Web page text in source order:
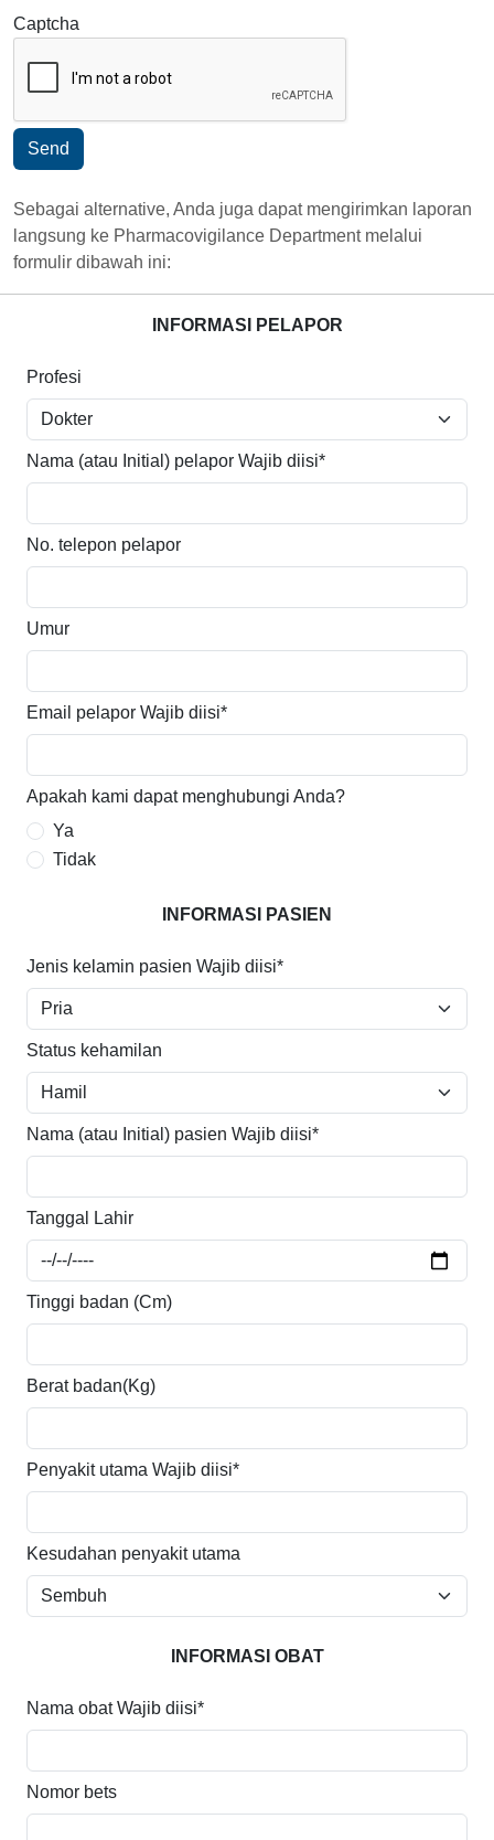
Captcha
Send
Sebagai alternative, Anda juga dapat mengirimkan laporan
langsung ke Pharmacovigilance Department melalui
formulir dibawah ini:
INFORMASI PELAPOR
Profesi
Nama (atau Initial) pelapor Wajib diisi*
No. telepon pelapor
Umur
Email pelapor Wajib diisi*
Apakah kami dapat menghubungi Anda?
Ya
Tidak
INFORMASI PASIEN
Jenis kelamin pasien Wajib diisi*
Status kehamilan
Nama (atau Initial) pasien Wajib diisi*
Tanggal Lahir
Tinggi badan (Cm)
Berat badan(Kg)
Penyakit utama Wajib diisi*
Kesudahan penyakit utama
INFORMASI OBAT
Nama obatWajib diisi*
Nomor bets